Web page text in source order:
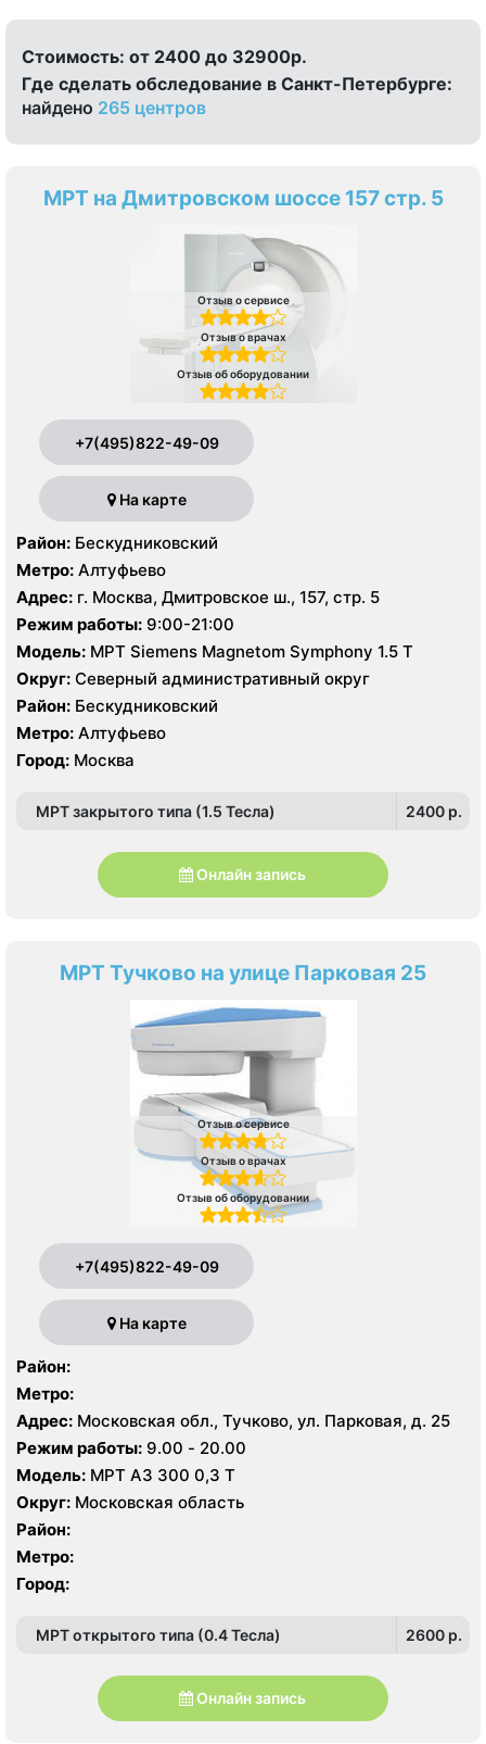
Стоимость: от 2400 до 32900р.
Где сделать обследование в Санкт-Петербурге:
найдено 265 центров
МРТ на Дмитровском шоссе 157 стр. 5
Отзыв о сервисе
Отзыв о врачах
Отзыв об оборудовании
+7(495)822-49-09
На карте
Район: Бескудниковский
Метро: Алтуфьево
Адрес: г. Москва, Дмитровское ш., 157, стр. 5
Режим работы: 9:00-21:00
Модель:
МРТ Siemens Magnetom Symphony 1.5 Т
Округ: Северный административный округ
Район: Бескудниковский
Метро: Алтуфьево
Город: Москва
МРТ закрытого типа (1.5 Тесла) 2400 p.
Онлайн запись
МРТ Тучково на улице Парковая 25
Отзыв о сервисе
Отзыв о врачах
Отзыв об оборудовании
+7(495)822-49-09
На карте
Район:
Метро:
Адрес: Московская обл., Тучково, ул. Парковая, д. 25
Режим работы: 9.00 - 20.00
Модель: МРТ АЗ 300 0,3 Т
Округ: Московская область
Район:
Метро:
Город:
МРТ открытого типа (0.4 Тесла) 2600 p.
Онлайн запись